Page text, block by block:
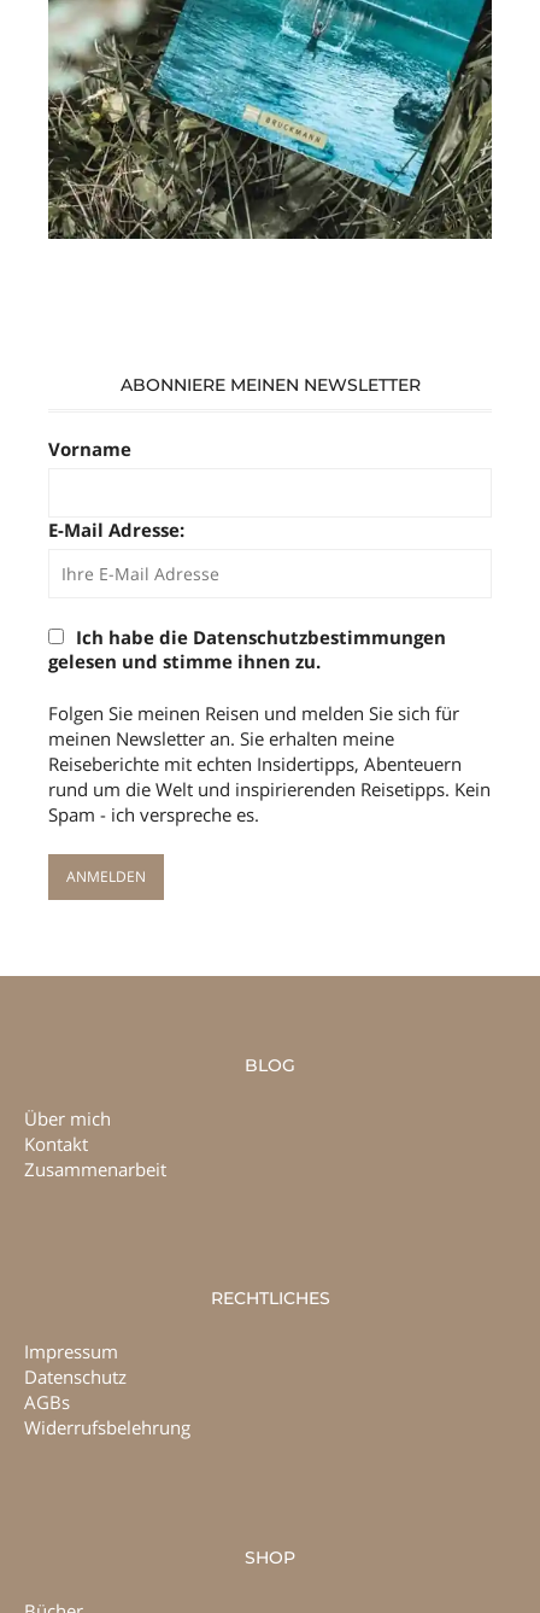
ABONNIERE MEINEN NEWSLETTER
Vorname
E-Mail Adresse:
Ich habe die Datenschutzbestimmungen
gelesen und stimme ihnen zu.
Folgen Sie meinen Reisen und melden Sie sich für
meinen Newsletter an. Sie erhalten meine
Reiseberichte mit echten Insidertipps, Abenteuern
rund um die Welt und inspirierenden Reisetipps. Kein
Spam - ich verspreche es.
BLOG
Über mich
Kontakt
Zusammenarbeit
RECHTLICHES
Impressum
Datenschutz
AGBs
Widerrufsbelehrung
SHOP